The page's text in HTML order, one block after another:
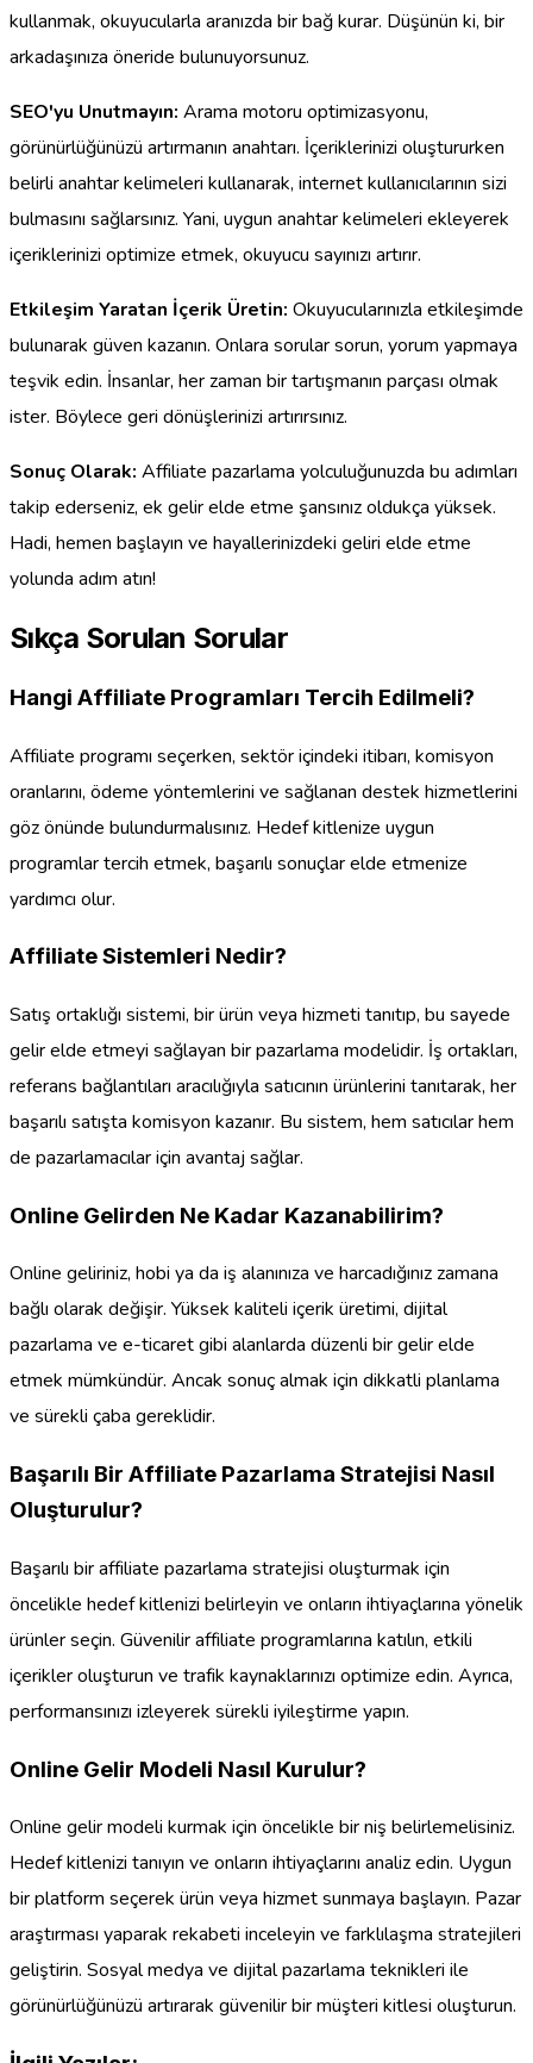
kullanmak, okuyucularla aranızda bir bağ kurar. Düşünün ki, bir
arkadaşınıza öneride bulunuyorsunuz.
SEO'yu Unutmayın: Arama motoru optimizasyonu,
görünürlüğünüzü artırmanın anahtarı. İçeriklerinizi oluştururken
belirli anahtar kelimeleri kullanarak, internet kullanıcılarının sizi
bulmasını sağlarsınız. Yani, uygun anahtar kelimeleri ekleyerek
içeriklerinizi optimize etmek, okuyucu sayınızı artırır.
Etkileşim Yaratan İçerik Üretin: Okuyucularınızla etkileşimde
bulunarak güven kazanın. Onlara sorular sorun, yorum yapmaya
teşvik edin. İnsanlar, her zaman bir tartışmanın parçası olmak
ister. Böylece geri dönüşlerinizi artırırsınız.
Sonuç Olarak: Affiliate pazarlama yolculuğunuzda bu adımları
takip ederseniz, ek gelir elde etme şansınız oldukça yüksek.
Hadi, hemen başlayın ve hayallerinizdeki geliri elde etme
yolunda adım atın!
Sıkça Sorulan Sorular
Hangi Affiliate Programları Tercih Edilmeli?
Affiliate programı seçerken, sektör içindeki itibarı, komisyon
oranlarını, ödeme yöntemlerini ve sağlanan destek hizmetlerini
göz önünde bulundurmalısınız. Hedef kitlenize uygun
programlar tercih etmek, başarılı sonuçlar elde etmenize
yardımcı olur.
Affiliate Sistemleri Nedir?
Satış ortaklığı sistemi, bir ürün veya hizmeti tanıtıp, bu sayede
gelir elde etmeyi sağlayan bir pazarlama modelidir. İş ortakları,
referans bağlantıları aracılığıyla satıcının ürünlerini tanıtarak, her
başarılı satışta komisyon kazanır. Bu sistem, hem satıcılar hem
de pazarlamacılar için avantaj sağlar.
Online Gelirden Ne Kadar Kazanabilirim?
Online geliriniz, hobi ya da iş alanınıza ve harcadığınız zamana
bağlı olarak değişir. Yüksek kaliteli içerik üretimi, dijital
pazarlama ve e-ticaret gibi alanlarda düzenli bir gelir elde
etmek mümkündür. Ancak sonuç almak için dikkatli planlama
ve sürekli çaba gereklidir.
Başarılı Bir Affiliate Pazarlama Stratejisi Nasıl
Oluşturulur?
Başarılı bir affiliate pazarlama stratejisi oluşturmak için
öncelikle hedef kitlenizi belirleyin ve onların ihtiyaçlarına yönelik
ürünler seçin. Güvenilir affiliate programlarına katılın, etkili
içerikler oluşturun ve trafik kaynaklarınızı optimize edin. Ayrıca,
performansınızı izleyerek sürekli iyileştirme yapın.
Online Gelir Modeli Nasıl Kurulur?
Online gelir modeli kurmak için öncelikle bir niş belirlemelisiniz.
Hedef kitlenizi tanıyın ve onların ihtiyaçlarını analiz edin. Uygun
bir platform seçerek ürün veya hizmet sunmaya başlayın. Pazar
araştırması yaparak rekabeti inceleyin ve farklılaşma stratejileri
geliştirin. Sosyal medya ve dijital pazarlama teknikleri ile
görünürlüğünüzü artırarak güvenilir bir müşteri kitlesi oluşturun.